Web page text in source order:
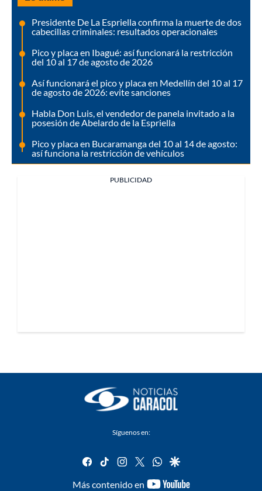
Presidente De La Espriella confirma la muerte de dos
cabecillas criminales: resultados operacionales
Pico y placa en Ibagué: así funcionará la restricción
del 10 al 17 de agosto de 2026
Así funcionará el pico y placa en Medellín del 10 al 17
de agosto de 2026: evite sanciones
Habla Don Luis, el vendedor de panela invitado a la
posesión de Abelardo de la Espriella
Pico y placa en Bucaramanga del 10 al 14 de agosto:
así funciona la restricción de vehículos
PUBLICIDAD
Síguenos en:
facebook
tiktok instagram
twitterwhatsapp
google
Más contenido en
youtube-